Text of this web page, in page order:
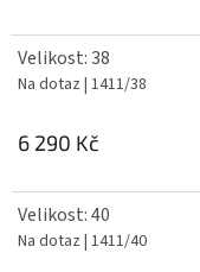
Velikost: 38
Na dotaz | 1411/38
6 290 Kč
Velikost: 40
Na dotaz | 1411/40